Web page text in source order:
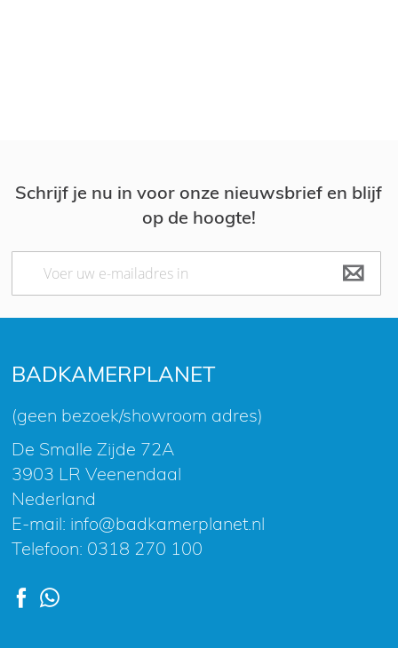
BADKAMERPLANET
(geen bezoek/showroom adres)
De Smalle Zijde 72A
3903 LR Veenendaal
Nederland
E-mail: info@badkamerplanet.nl
Telefoon: 0318 270 100
Schrijf je nu in voor onze nieuwsbrief en blijf
op de hoogte!
Abonneer
op
nieuwsbrief